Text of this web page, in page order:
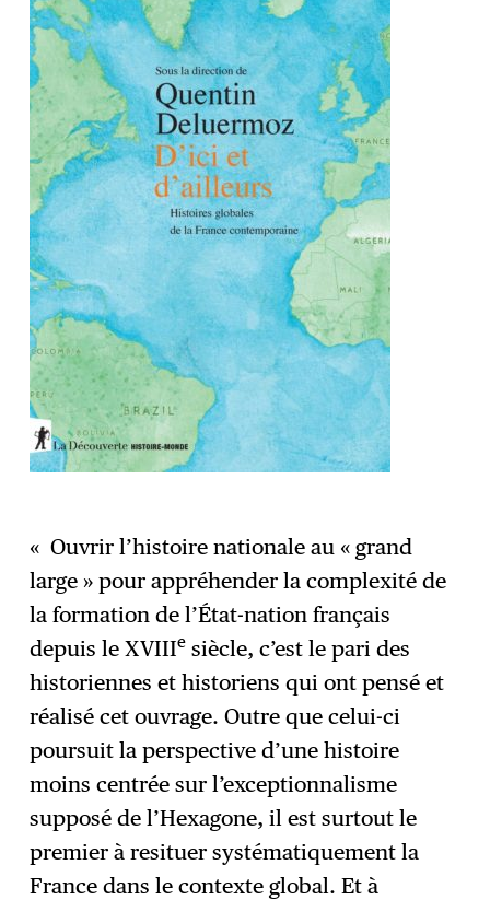
« Ouvrir l’histoire nationale au « grand
large » pour appréhender la complexité de
la formation de l’État-nation français
depuis le XVIIIe siècle, c’est le pari des
historiennes et historiens qui ont pensé et
réalisé cet ouvrage. Outre que celui-ci
poursuit la perspective d’une histoire
moins centrée sur l’exceptionnalisme
supposé de l’Hexagone, il est surtout le
premier à resituer systématiquement la
France dans le contexte global. Et à